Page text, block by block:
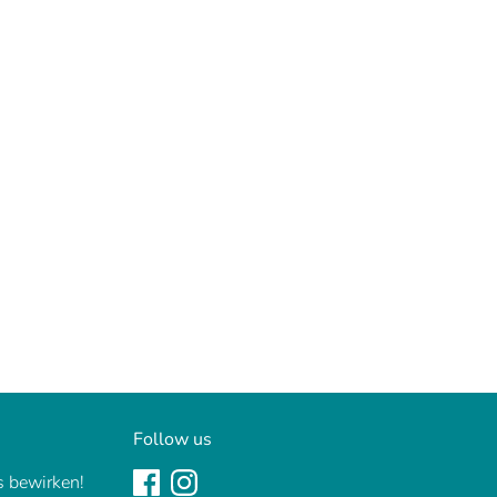
bewirken!
Follow us